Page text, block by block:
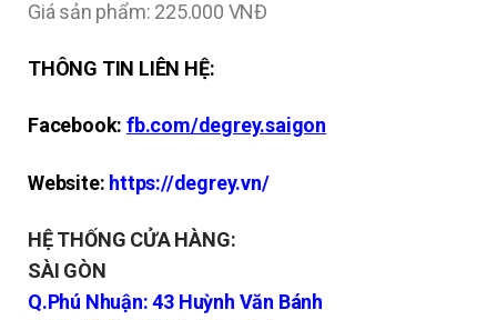
Giá sản phẩm: 225.000 VNĐ
THÔNG TIN LIÊN HỆ:
Facebook:fb.com/degrey.saigon
Website: https://degrey.vn/
HỆ THỐNG CỬA HÀNG:
SÀI GÒN
Q.Phú Nhuận: 43 Huỳnh Văn Bánh